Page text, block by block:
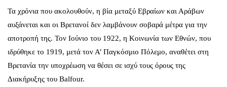
Τα χρόνια που ακολουθούν, η βία μεταξύ Εβραίων και Αράβων
αυξάνεται και οι Βρετανοί δεν λαμβάνουν σοβαρά μέτρα για την
αποτροπή της. Τον Ιούνιο του 1922, η Κοινωνία των Εθνών, που
ιδρύθηκε το 1919, μετά τον Α’ Παγκόσμιο Πόλεμο, αναθέτει στη
Βρετανία την υποχρέωση να θέσει σε ισχύ τους όρους της
Διακήρυξης του Balfour.